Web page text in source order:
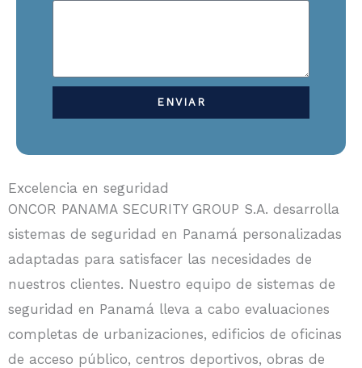
ENVIAR
Excelencia en seguridad
ONCOR PANAMA SECURITY GROUP S.A. desarrolla
sistemas de seguridad en Panamá personalizadas
adaptadas para satisfacer las necesidades de
nuestros clientes. Nuestro equipo de sistemas de
seguridad en Panamá lleva a cabo evaluaciones
completas de urbanizaciones, edificios de oficinas
de acceso público, centros deportivos, obras de